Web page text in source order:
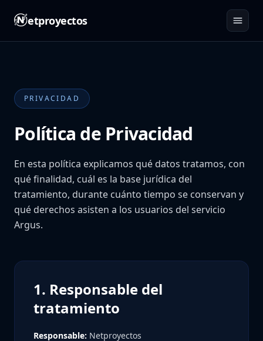
etproyectos
PRIVACIDAD
Política de Privacidad
En esta política explicamos qué datos tratamos, con
qué finalidad, cuál es la base jurídica del
tratamiento, durante cuánto tiempo se conservan y
qué derechos asisten a los usuarios del servicio
Argus.
1. Responsable del
tratamiento
Responsable: Netproyectos